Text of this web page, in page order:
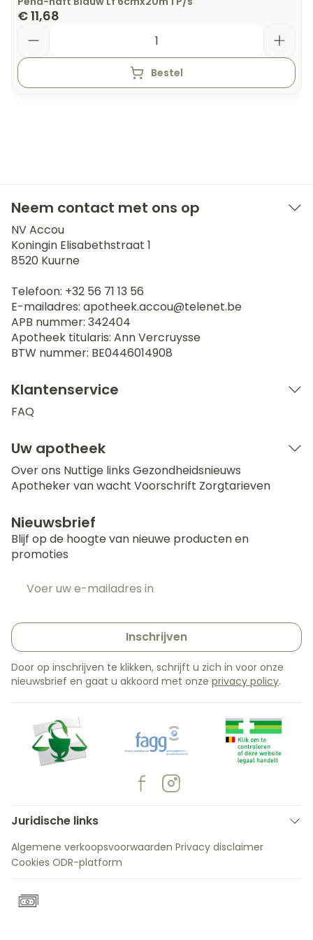
€ 11,68
Bestel
Neem contact met ons op
NV Accou
Koningin Elisabethstraat 1
8520 Kuurne
Telefoon: +32 56 71 13 56
E-mailadres: apotheek.accou@telenet.be
APB nummer: 342404
Apotheek titularis: Ann Vercruysse
BTW nummer: BE0446014908
Klantenservice
FAQ
Uw apotheek
Over ons Nuttige links Gezondheidsnieuws
Apotheker van wacht Voorschrift Zorgtarieven
Nieuwsbrief
Blijf op de hoogte van nieuwe producten en
promoties
Inschrijven
Door op inschrijven te klikken, schrijft u zich in voor onze
nieuwsbrief en gaat u akkoord met onze privacy policy.
Juridische links
Algemene verkoopsvoorwaarden Privacy disclaimer
Cookies ODR-platform